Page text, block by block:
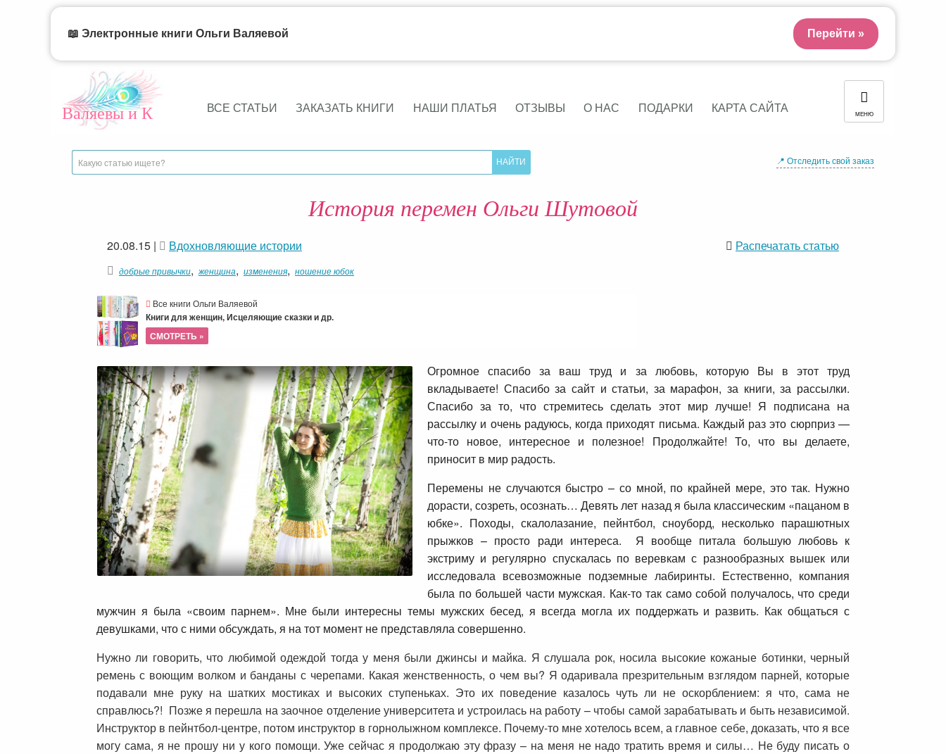
Валяевы и К ВСЕ СТАТЬИ ЗАКАЗАТЬ КНИГИ НАШИ ПЛАТЬЯ ОТЗЫВЫ О НАС ПОДАРКИ КАРТА САЙТА МЕНЮ
📍 Отследить свой заказ
История перемен Ольги Шутовой
20.08.15 | Вдохновляющие истории
добрые привычки, женщина, изменения, ношение юбок
Распечатать статью
Все книги Ольги Валяевой
Книги для женщин, Исцеляющие сказки и др.
СМОТРЕТЬ »
Огромное спасибо за ваш труд и за любовь, которую Вы в этот труд
вкладываете! Спасибо за сайт и статьи, за марафон, за книги, за рассылки.
Спасибо за то, что стремитесь сделать этот мир лучше! Я подписана на
рассылку и очень радуюсь, когда приходят письма. Каждый раз это сюрприз —
что-то новое, интересное и полезное! Продолжайте! То, что вы делаете,
приносит в мир радость.
Перемены не случаются быстро – со мной, по крайней мере, это так. Нужно
дорасти, созреть, осознать… Девять лет назад я была классическим «пацаном в
юбке». Походы, скалолазание, пейнтбол, сноуборд, несколько парашютных
прыжков – просто ради интереса. Я вообще питала большую любовь к
экстриму и регулярно спускалась по веревкам с разнообразных вышек или
исследовала всевозможные подземные лабиринты. Естественно, компания
была по большей части мужская. Как-то так само собой получалось, что среди
мужчин я была «своим парнем». Мне были интересны темы мужских бесед, я всегда могла их поддержать и развить. Как общаться с
девушками, что с ними обсуждать, я на тот момент не представляла совершенно.
Нужно ли говорить, что любимой одеждой тогда у меня были джинсы и майка. Я слушала рок, носила высокие кожаные ботинки, черный
ремень с воющим волком и банданы с черепами. Какая женственность, о чем вы? Я одаривала презрительным взглядом парней, которые
подавали мне руку на шатких мостиках и высоких ступеньках. Это их поведение казалось чуть ли не оскорблением: я что, сама не
справлюсь?! Позже я перешла на заочное отделение университета и устроилась на работу – чтобы самой зарабатывать и быть независимой.
Инструктор в пейнтбол-центре, потом инструктор в горнолыжном комплексе. Почему-то мне хотелось всем, а главное себе, доказать, что я все
могу сама, я не прошу ни у кого помощи. Уже сейчас я продолжаю эту фразу – на меня не надо тратить время и силы… Не буду писать о
📖 Электронные книги Ольги Валяевой Перейти »